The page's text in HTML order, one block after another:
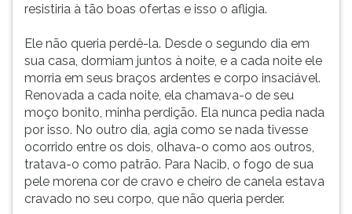
resistiria à tão boas ofertas e isso o afligia.
Ele não queria perdê-la. Desde o segundo dia em
sua casa, dormiam juntos à noite, e a cada noite ele
morria em seus braços ardentes e corpo insaciável.
Renovada a cada noite, ela chamava-o de seu
moço bonito, minha perdição. Ela nunca pedia nada
por isso. No outro dia, agia como se nada tivesse
ocorrido entre os dois, olhava-o como aos outros,
tratava-o como patrão. Para Nacib, o fogo de sua
pele morena cor de cravo e cheiro de canela estava
cravado no seu corpo, que não queria perder.